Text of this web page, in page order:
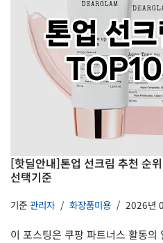
[핫딜안내]톤업 선크림 추천 순
선택기준
기준 관리자 화장품미용 2026년
이 포스팅은 쿠팡 파트너스 활동